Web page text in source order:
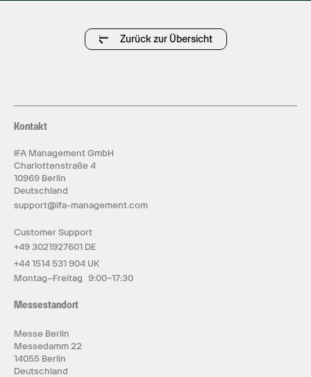
Zurück zur Übersicht
Kontakt
IFA Management GmbH
Charlottenstraße 4
10969 Berlin
Deutschland
support@ifa-management.com
Customer Support
+49 3021927601 DE
+44 1514 531 904 UK
Montag–Freitag 9:00–17:30
Messestandort
Messe Berlin
Messedamm 22
14055 Berlin
Deutschland